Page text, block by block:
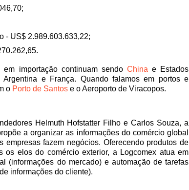
- US$ 2.989.603.633,22;
importação continuam sendo China e Estados
Argentina e França. Quando falamos em portos e
o Porto de Santos e o Aeroporto de Viracopos.
Helmuth Hofstatter Filho e Carlos Souza, a
a organizar as informações do comércio global
empresas fazem negócios. Oferecendo produtos de
os elos do comércio exterior, a Logcomex atua em
(informações do mercado) e automação de tarefas
informações do cliente).